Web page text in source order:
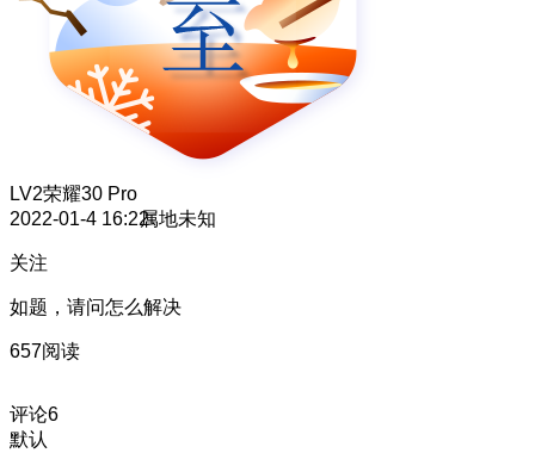
LV2荣耀30 Pro
2022-01-4 16:22属地未知
关注
如题，请问怎么解决
657阅读
评论6
默认